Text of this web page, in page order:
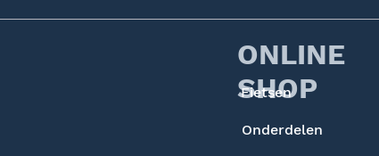
ONLINE
SHOP
Fietsen
Onderdelen